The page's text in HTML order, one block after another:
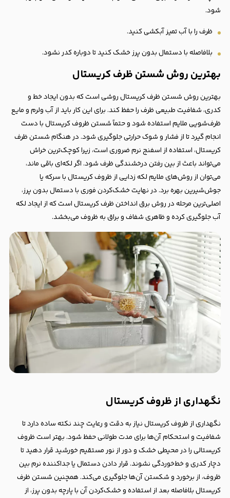
شود.
ظرف را با آب تمیز آبکشی کنید.
بلافاصله با دستمال بدون پرز خشک کنید تا دوباره کدر نشود.
بهترین روش شستن ظرف کریستال
بهترین روش شستن ظرف کریستال روشی است که بدون ایجاد خط و
کدری، شفافیت طبیعی ظرف را حفظ کند. برای این کار باید از آب ولرم و مایع
ظرف‌شویی ملایم استفاده شود و حتماً شستن ظروف کریستال با دست
انجام گیرد تا از فشار و شوک حرارتی جلوگیری شود. در هنگام شستن ظرف
کریستال، استفاده از اسفنج نرم ضروری است، زیرا کوچک‌ترین خراش
می‌تواند باعث از بین رفتن درخشندگی ظرف شود. اگر لکه‌ای باقی ماند،
می‌توان از روش‌های ملایم لکه زدایی از ظروف کریستال با سرکه یا
جوش‌شیرین بهره برد. در نهایت خشک‌کردن فوری با دستمال بدون پرز،
اصلی‌ترین مرحله در روش برق انداختن ظرف کریستال است که از ایجاد لکه
آب جلوگیری کرده و ظاهری شفاف و براق به ظروف می‌بخشد.
نگهداری از ظروف کریستال
نگهداری از ظروف کریستال نیاز به دقت و رعایت چند نکته ساده دارد تا
شفافیت و استحکام آن‌ها برای مدت طولانی حفظ شود. بهتر است ظروف
کریستالی را در محیطی خشک و دور از نور مستقیم خورشید قرار دهید تا
دچار کدری و خط‌خوردگی نشوند. قرار دادن دستمال یا جداکننده نرم بین
ظروف، از برخورد و شکستن آن‌ها جلوگیری می‌کند. همچنین شستن ظرف
کریستال بلافاصله بعد از استفاده و خشک‌کردن آن با پارچه بدون پرز، از